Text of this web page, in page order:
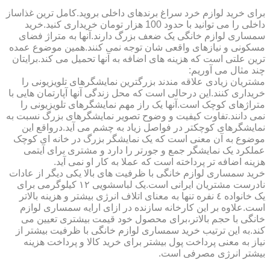
برای خرید لوازم خرد سراغ برندهای داخلی بروید.کامل ترین غذاساز
داخلی را می توانید با حدود 100 هزار تومان خریداری کنید.خرید
سمساری لوازم خانگی یک ضعف بزرگ دارند.آنها به متراژ فضای
مسکونی و نیازهای واقعی شان توجه نمی کنند.همین موضوع عمده
ترین علتی است که هزینه های اضافه به آنها تحمیل می کند.برایتان
چند مثال می آوریم:
مشتریان زیادی علاقه مندند بزرگترین نمایشگرهای تلویزیونی را
خریداری کنند.این درحالی است که محل زندگی آنها آپارتمان هایی با
متراژهای کوچک است.آنها یک راز مهم نمایشگرهای تلویزیونی را
نمی دانند.تفاوت کیفیت و وضوح تصویر نمایشگرهای بزرگ نسبت به
نمایشگرهای کوچکتر در فواصل زیاد به چشم می آید.درواقع این
موضوع به آن معنی است که یک نمایشگر بزرگ در خانه ای کوچک
عملکرد یک نمایشگر جمع و جورتر را دارد و مشتری برای آیتمی
هزینه اضافه تر پرداخته است که عملا به کار او نمی آید.
خرید سمساری لوازم خانگی با ظرفیت های بالا یکی دیگر از عادات
نادرست مشتریان ایرانی است.یک لباسشویی ١٢ کیلوگرمی برای
یک خانواده ٤ نفره تنها به معنای اتلاف انرژی بیشتر و هزینه بالاتر
است.علاوه بر این کارخانه سازنده در ازای ارایه سمساری لوازم
خانگی با حجم بالاتر،برای محصول خود قیمت بیشتری تعیین می
کند.به این ترتیب خرید سمساری لوازم خانگی با ظرفیت بیشتر از
نیاز به معنی پرداخت پول بیشتر برای خرید کالا و پرداخت هزینه
بیشتر انرژی مصرفی است.